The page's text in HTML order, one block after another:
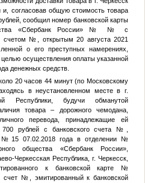
и, согласовав общую стоимость товара
сообщил номер банковской карты
«Сбербанк России» №
№
с
счетом №
, открытым 20 августа 2021
о его преступных намерениях,
осуществления оплаты указанной
денежных средств.
20 часов 44 минут (по Московскому
в неустановленном месте в г.
Республики, будучи обманутой
товара – дорожного чемодана,
перевода, принадлежащие ей
рублей с банковского счета №
№1507.02.2018 года в отделении №
общества «Сбербанк России»,
Черкесская Республика, г. Черкесск,
к банковской карте №
счет №
, эмитированный к банковской